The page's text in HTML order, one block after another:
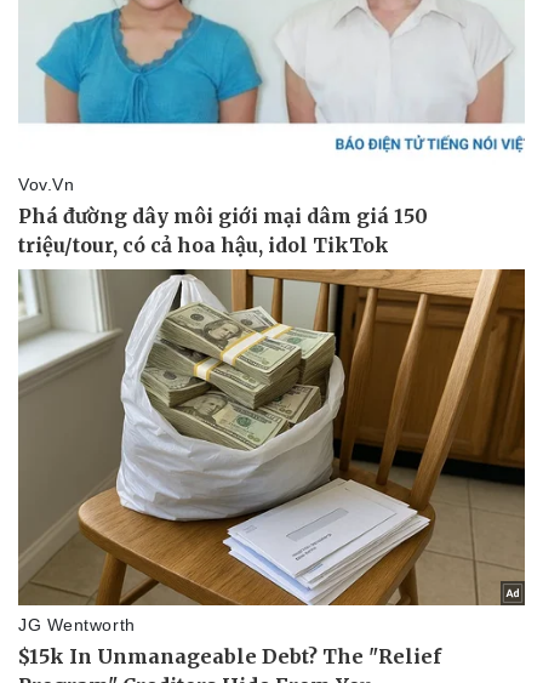
Bất động sản
Khởi nghiệp
Thị trường
Tiêu dùng
Tỷ giá
Chứng khoán
Giá cà phê